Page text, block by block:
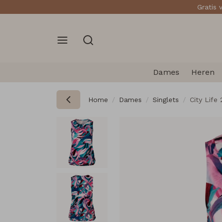
Gratis
Dames Heren
Home Dames Singlets City Life